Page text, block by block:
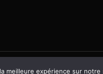
meilleure expérience sur